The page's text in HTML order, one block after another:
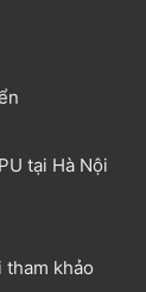
tại Hà Nội
tham khảo